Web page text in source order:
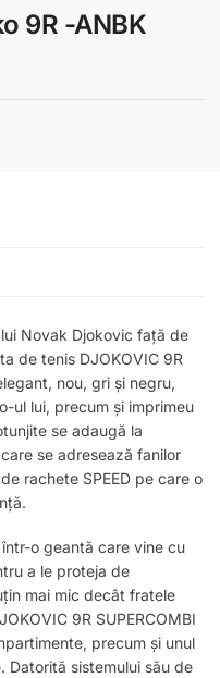
9R -ANBK
Novak Djokovic față de
de tenis DJOKOVIC 9R
nou, gri și negru,
ul lui, precum și imprimeu
se adaugă la
se adresează fanilor
rachete SPEED pe care o
o geantă care vine cu
a le proteja de
mai mic decât fratele
9R SUPERCOMBI
precum și unul
Datorită sistemului său de